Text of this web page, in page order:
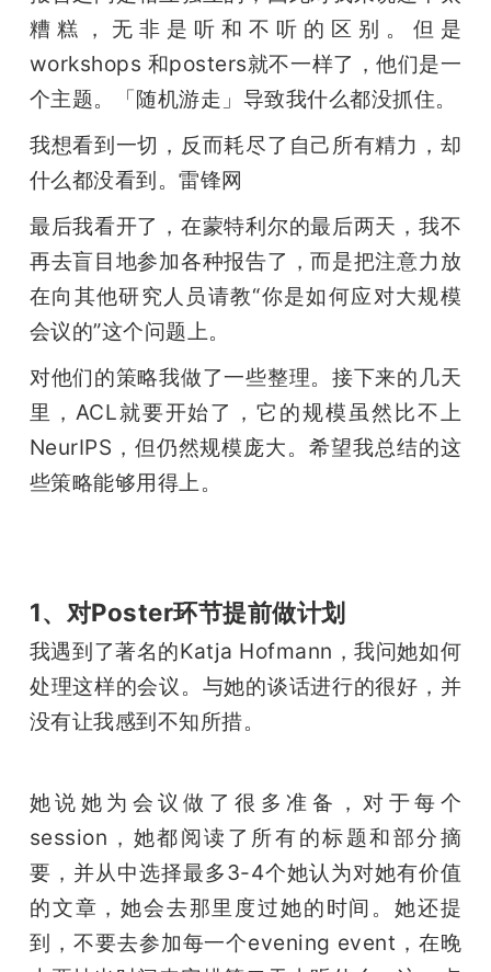
糟糕，无非是听和不听的区别。但是
workshops 和posters就不一样了，他们是一
个主题。「随机游走」导致我什么都没抓住。
我想看到一切，反而耗尽了自己所有精力，却
什么都没看到。雷锋网
最后我看开了，在蒙特利尔的最后两天，我不
再去盲目地参加各种报告了，而是把注意力放
在向其他研究人员请教“你是如何应对大规模
会议的”这个问题上。
对他们的策略我做了一些整理。接下来的几天
里，ACL就要开始了，它的规模虽然比不上
NeurIPS，但仍然规模庞大。希望我总结的这
些策略能够用得上。
1、对Poster环节提前做计划
我遇到了著名的Katja Hofmann，我问她如何
处理这样的会议。与她的谈话进行的很好，并
没有让我感到不知所措。
她说她为会议做了很多准备，对于每个
session，她都阅读了所有的标题和部分摘
要，并从中选择最多3-4个她认为对她有价值
的文章，她会去那里度过她的时间。她还提
到，不要去参加每一个evening event，在晚